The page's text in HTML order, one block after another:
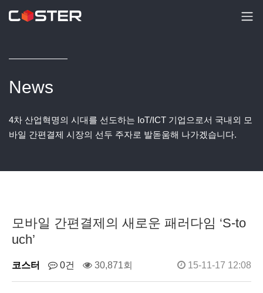
News
4차 산업혁명의 시대를 선도하는 IoT/ICT 기업으로서 국내외 모
바일 간편결제 시장의 선두 주자로 발돋움해 나가겠습니다.
모바일 간편결제의 새로운 패러다임 ‘S-to
uch’
코스터 0건 30,871회 15-11-17 12:08